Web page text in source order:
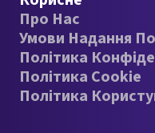
Про Нас
Умови Надання
Політика
Політика Cookie
Політика